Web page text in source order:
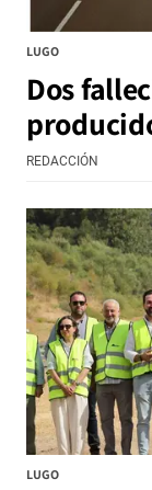
LUGO
Dos
REDACCIÓN
LUGO